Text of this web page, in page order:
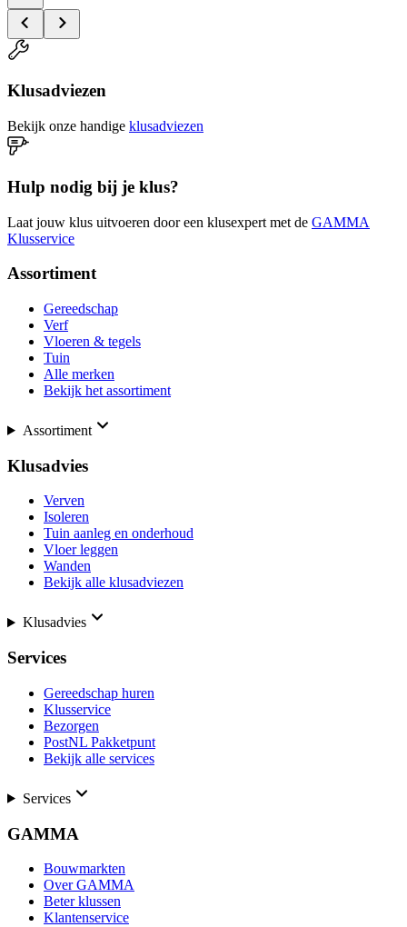
Klusadviezen
Bekijk onze handige klusadviezen
Hulp nodig bij je klus?
Laat jouw klus uitvoeren door een klusexpert met de GAMMA
Klusservice
Assortiment
Gereedschap
Verf
Vloeren & tegels
Tuin
Alle merken
Bekijk het assortiment
Assortiment
Klusadvies
Verven
Isoleren
Tuin aanleg en onderhoud
Vloer leggen
Wanden
Bekijk alle klusadviezen
Klusadvies
Services
Gereedschap huren
Klusservice
Bezorgen
PostNL Pakketpunt
Bekijk alle services
Services
GAMMA
Bouwmarkten
Over GAMMA
Beter klussen
Klantenservice